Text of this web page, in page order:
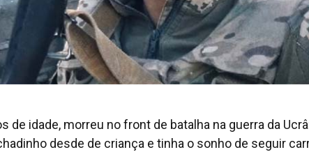
de idade, morreu no front de batalha na guerra da
desde de criança e tinha o sonho de seguir